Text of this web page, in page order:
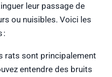
leur passage de
ou nuisibles. Voici les
:
rats sont principalement
entendre des bruits